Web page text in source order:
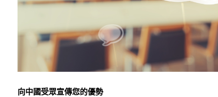
向中國受眾宣傳您的優勢